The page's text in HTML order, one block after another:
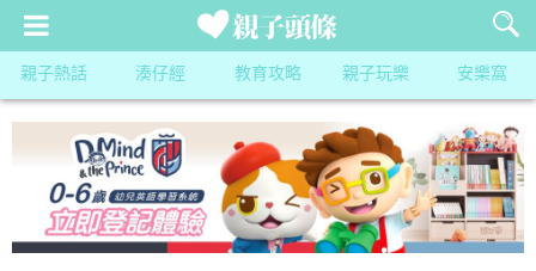
親子熱話 湊仔經 教育攻略 親子玩樂 安樂窩